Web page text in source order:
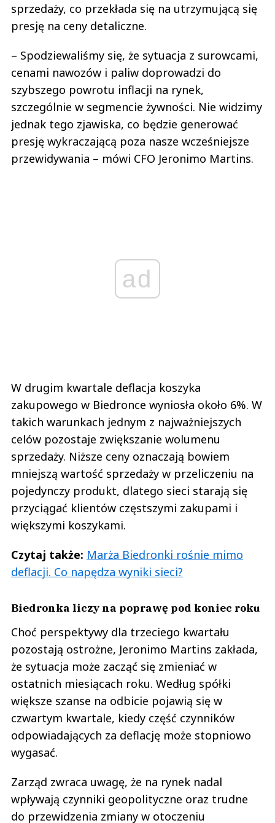
sprzedaży, co przekłada się na utrzymującą się
presję na ceny detaliczne.
– Spodziewaliśmy się, że sytuacja z surowcami,
cenami nawozów i paliw doprowadzi do
szybszego powrotu inflacji na rynek,
szczególnie w segmencie żywności. Nie widzimy
jednak tego zjawiska, co będzie generować
presję wykraczającą poza nasze wcześniejsze
przewidywania – mówi CFO Jeronimo Martins.
ad
W drugim kwartale deflacja koszyka
zakupowego w Biedronce wyniosła około 6%. W
takich warunkach jednym z najważniejszych
celów pozostaje zwiększanie wolumenu
sprzedaży. Niższe ceny oznaczają bowiem
mniejszą wartość sprzedaży w przeliczeniu na
pojedynczy produkt, dlatego sieci starają się
przyciągać klientów częstszymi zakupami i
większymi koszykami.
Czytaj także: Marża Biedronki rośnie mimo
deflacji. Co napędza wyniki sieci?
Biedronka liczy na poprawę pod koniec roku
Choć perspektywy dla trzeciego kwartału
pozostają ostrożne, Jeronimo Martins zakłada,
że sytuacja może zacząć się zmieniać w
ostatnich miesiącach roku. Według spółki
większe szanse na odbicie pojawią się w
czwartym kwartale, kiedy część czynników
odpowiadających za deflację może stopniowo
wygasać.
Zarząd zwraca uwagę, że na rynek nadal
wpływają czynniki geopolityczne oraz trudne
do przewidzenia zmiany w otoczeniu